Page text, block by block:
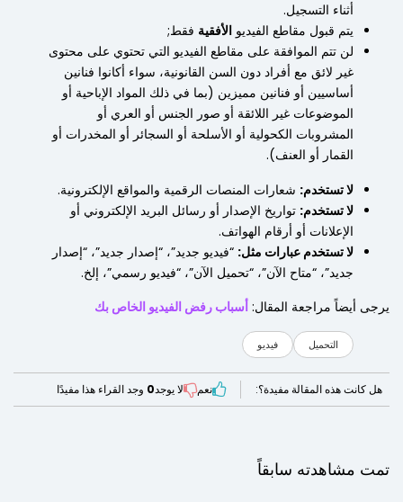
أثناء التسجيل.
يتم قبول مقاطع الفيديو الأفقية فقط;
لن تتم الموافقة على مقاطع الفيديو التي تحتوي على محتوى
غير لائق مع أفراد دون السن القانونية، سواء أكانوا فنانين
أساسيين أو فنانين مميزين (بما في ذلك المواد الإباحية أو
الموضوعات غير اللائقة أو صور الجنس أو العري أو
المشروبات الكحولية أو الأسلحة أو السجائر أو المخدرات أو
القمار أو العنف).
لا تستخدم: شعارات المنصات الرقمية والمواقع الإلكترونية.
لا تستخدم: تواريخ الإصدار أو رسائل البريد الإلكتروني أو
الإعلانات أو أرقام الهواتف.
لا تستخدم عبارات مثل: “فيديو جديد”، “إصدار جديد”، “إصدار
جديد”، “متاح الآن”، “تحميل الآن”، “فيديو رسمي”، إلخ.
يرجى أيضاً مراجعة المقال: أسباب رفض الفيديو الخاص بك
التحميل فيديو
هل كانت هذه المقالة مفيدة؟: نعم لا يوجد0 وجد القراء هذا مفيدًا
تمت مشاهدته سابقاً